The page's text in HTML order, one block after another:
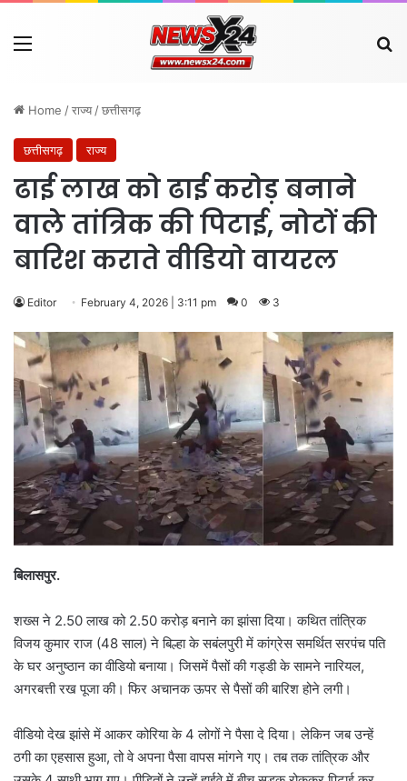
Menu
Home /राज्य /छत्तीसगढ़
छत्तीसगढ़ राज्य
ढाई लाख को ढाई करोड़ बनाने
वाले तांत्रिक की पिटाई, नोटों की
बारिश कराते वीडियो वायरल
Editor February 4, 2026 | 3:11 pm 0 3
बिलासपुर.
शख्स ने 2.50 लाख को 2.50 करोड़ बनाने का झांसा दिया। कथित तांत्रिक
विजय कुमार राज (48 साल) ने बिल्हा के सबंलपुरी में कांग्रेस समर्थित सरपंच पति
के घर अनुष्ठान का वीडियो बनाया। जिसमें पैसों की गड्डी के सामने नारियल,
अगरबत्ती रख पूजा की। फिर अचानक ऊपर से पैसों की बारिश होने लगी।
वीडियो देख झांसे में आकर कोरिया के 4 लोगों ने पैसा दे दिया। लेकिन जब उन्हें
ठगी का एहसास हुआ, तो वे अपना पैसा वापस मांगने गए। तब तक तांत्रिक और